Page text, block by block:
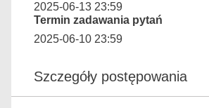
2025-06-13 23:59
Termin zadawania pytań
2025-06-10 23:59
Szczegóły postępowania